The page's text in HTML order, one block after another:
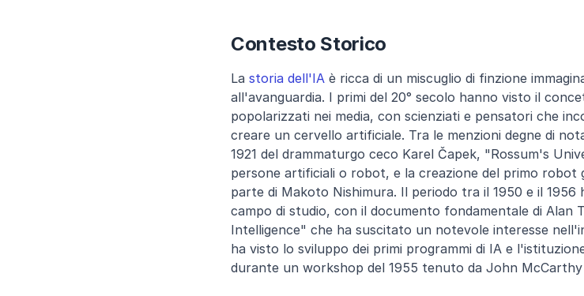
Contesto Storico
La storia dell'IA è ricca di un miscuglio di finzione
all'avanguardia. I primi del 20° secolo hanno visto il
popolarizzati nei media, con scienziati e pensatori che
creare un cervello artificiale. Tra le menzioni degne di
1921 del drammaturgo ceco Karel Čapek, "Rossum's
persone artificiali o robot, e la creazione del primo robot
parte di Makoto Nishimura. Il periodo tra il 1950 e il 1956
campo di studio, con il documento fondamentale di Alan
Intelligence" che ha suscitato un notevole interesse
ha visto lo sviluppo dei primi programmi di IA e
durante un workshop del 1955 tenuto da John